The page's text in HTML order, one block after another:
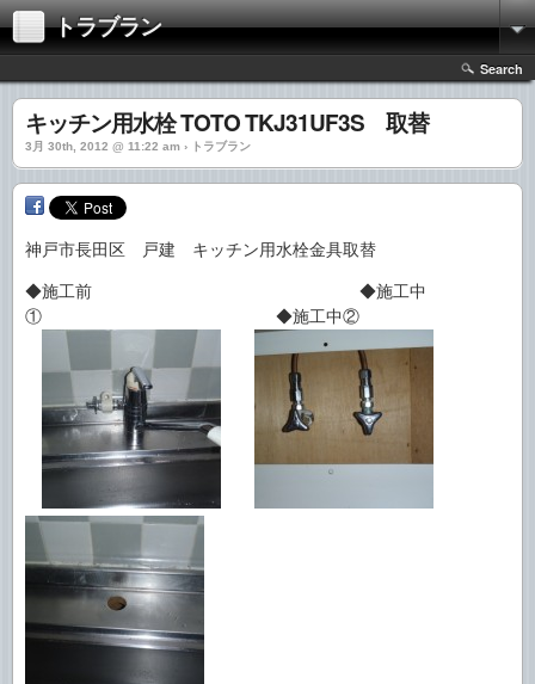
トラブラン
Search
キッチン用水栓 TOTO TKJ31UF3S 取替
3月 30th, 2012 @ 11:22 am › トラブラン
神戸市長田区 戸建 キッチン用水栓金具取替
◆施工前 ◆施工中
① ◆施工中②